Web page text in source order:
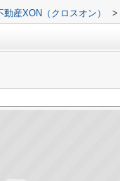
産XON（クロスオン） >